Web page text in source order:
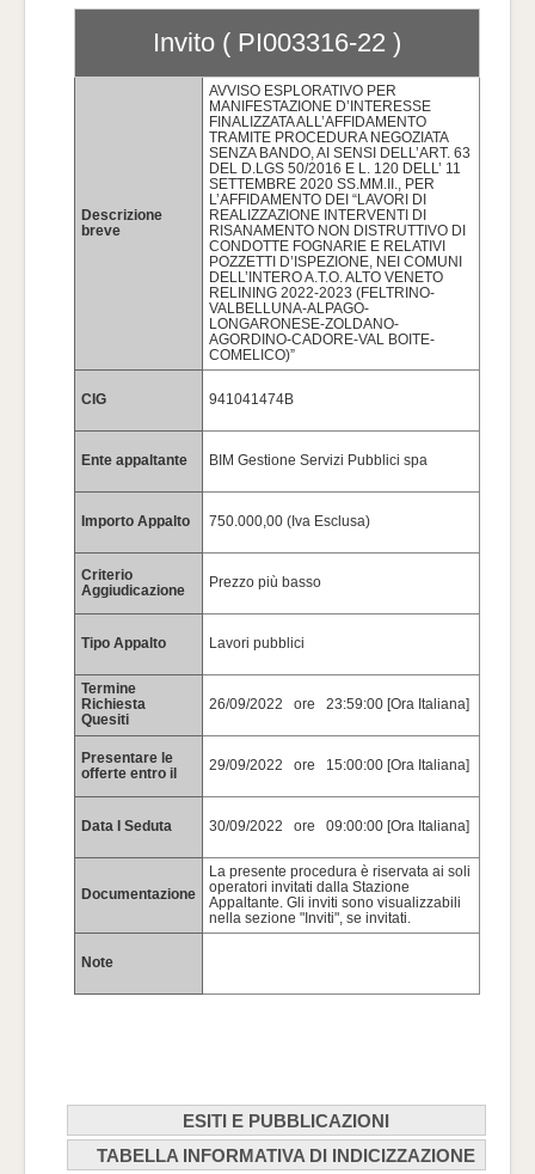
Invito ( PI003316-22 )
Descrizione
breve
AVVISO ESPLORATIVO PER
MANIFESTAZIONE D’INTERESSE
FINALIZZATA ALL’AFFIDAMENTO
TRAMITE PROCEDURA NEGOZIATA
SENZA BANDO, AI SENSI DELL’ART. 63
DEL D.LGS 50/2016 E L. 120 DELL’ 11
SETTEMBRE 2020 SS.MM.II., PER
L’AFFIDAMENTO DEI “LAVORI DI
REALIZZAZIONE INTERVENTI DI
RISANAMENTO NON DISTRUTTIVO DI
CONDOTTE FOGNARIE E RELATIVI
POZZETTI D’ISPEZIONE, NEI COMUNI
DELL’INTERO A.T.O. ALTO VENETO
RELINING 2022-2023 (FELTRINO-
VALBELLUNA-ALPAGO-
LONGARONESE-ZOLDANO-
AGORDINO-CADORE-VAL BOITE-
COMELICO)”
CIG 941041474B
Ente appaltante BIM Gestione Servizi Pubblici spa
Importo Appalto 750.000,00 (Iva Esclusa)
Criterio
Aggiudicazione
Prezzo più basso
Tipo Appalto Lavori pubblici
Termine
Richiesta
Quesiti
26/09/2022 ore 23:59:00 [Ora Italiana]
Presentare le
offerte entro il
29/09/2022 ore 15:00:00 [Ora Italiana]
Data I Seduta 30/09/2022 ore 09:00:00 [Ora Italiana]
Documentazione
La presente procedura è riservata ai soli
operatori invitati dalla Stazione
Appaltante. Gli inviti sono visualizzabili
nella sezione "Inviti", se invitati.
Note
ESITI E PUBBLICAZIONI
Tipologia
Data
Descrizione Allegato
TABELLA INFORMATIVA DI INDICIZZAZIONE